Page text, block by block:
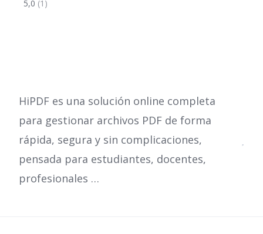
5,0 (1)
HiPDF es una solución online completa
para gestionar archivos PDF de forma
rápida, segura y sin complicaciones,
pensada para estudiantes, docentes,
profesionales …